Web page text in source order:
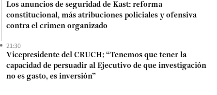
Los anuncios de seguridad de Kast: reforma
constitucional, más atribuciones policiales y ofensiva
contra el crimen organizado
21:30
Vicepresidente del CRUCH: “Tenemos que tener la
capacidad de persuadir al Ejecutivo de que investigación
no es gasto, es inversión”